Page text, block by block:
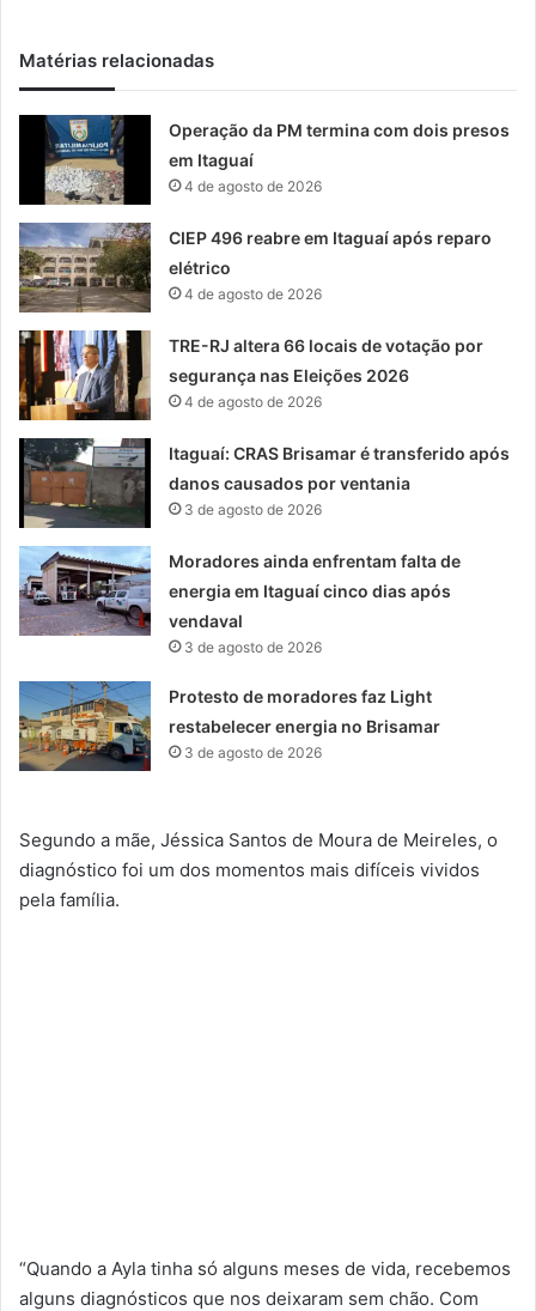
Matérias relacionadas
Operação da PM termina com dois presos
em Itaguaí
4 de agosto de 2026
CIEP 496 reabre em Itaguaí após reparo
elétrico
4 de agosto de 2026
TRE-RJ altera 66 locais de votação por
segurança nas Eleições 2026
4 de agosto de 2026
Itaguaí: CRAS Brisamar é transferido após
danos causados por ventania
3 de agosto de 2026
Moradores ainda enfrentam falta de
energia em Itaguaí cinco dias após
vendaval
3 de agosto de 2026
Protesto de moradores faz Light
restabelecer energia no Brisamar
3 de agosto de 2026
Segundo a mãe, Jéssica Santos de Moura de Meireles, o
diagnóstico foi um dos momentos mais difíceis vividos
pela família.
“Quando a Ayla tinha só alguns meses de vida, recebemos
alguns diagnósticos que nos deixaram sem chão. Com